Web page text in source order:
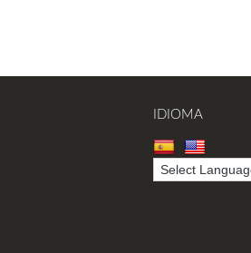
IDIOMA